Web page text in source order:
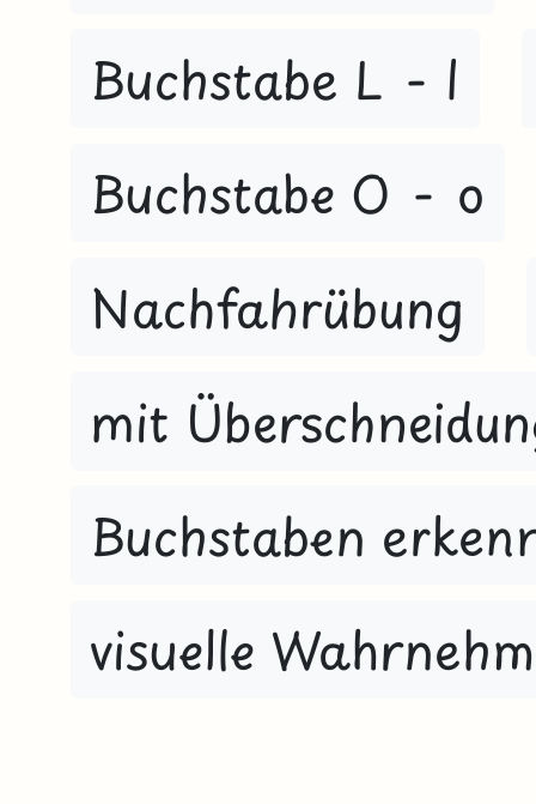
Buchstabe L - l
Buchstabe O - o
Nachfahrübung
mit
Buchstaben
visuelle